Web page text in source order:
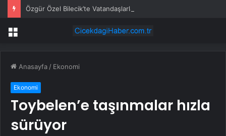
Özgür Özel Bilecik’te Vatandaşlarla Bir Araya Geldi
Menü
Anasayfa / Ekonomi
Ekonomi
Toybelen’e taşınmalar hızla
sürüyor